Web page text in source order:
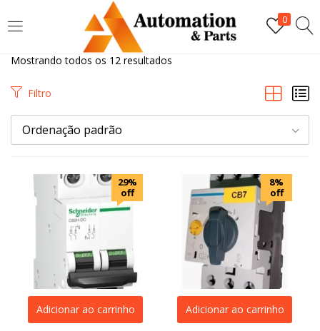
0
LOGIN
Digite seu nome de usuário e senha para fazer o login.
Lembrar-me
Senha perdida?
Mostrando todos os 12 resultados
Filtro
Ordenação padrão
29%
off
Adicionar ao carrinho
8%
off
Adicionar ao carrinho